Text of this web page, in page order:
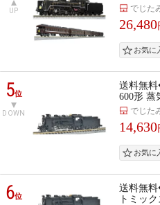
UP でじた
26,480
5位
DOWN
送料無
600形 蒸
でじた
14,630
6位
送料無
トミッ